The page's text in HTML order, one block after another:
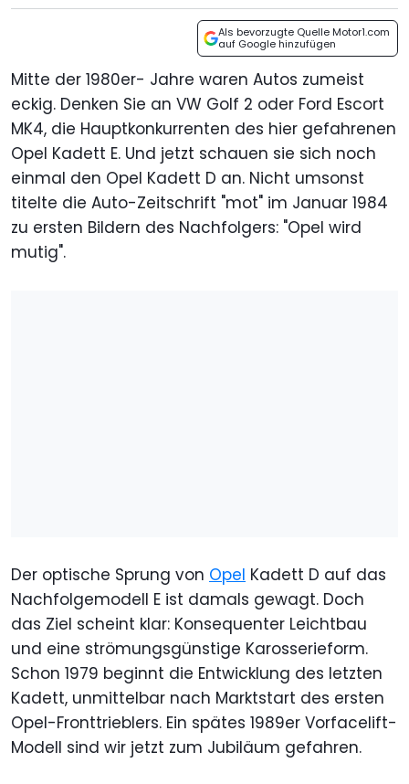
Als bevorzugte Quelle Motor1.com
auf Google hinzufügen
Mitte der 1980er- Jahre waren Autos zumeist
eckig. Denken Sie an VW Golf 2 oder Ford Escort
MK4, die Hauptkonkurrenten des hier gefahrenen
Opel Kadett E. Und jetzt schauen sie sich noch
einmal den Opel Kadett D an. Nicht umsonst
titelte die Auto-Zeitschrift "mot" im Januar 1984
zu ersten Bildern des Nachfolgers: "Opel wird
mutig".
Der optische Sprung von Opel Kadett D auf das
Nachfolgemodell E ist damals gewagt. Doch
das Ziel scheint klar: Konsequenter Leichtbau
und eine strömungsgünstige Karosserieform.
Schon 1979 beginnt die Entwicklung des letzten
Kadett, unmittelbar nach Marktstart des ersten
Opel-Fronttrieblers. Ein spätes 1989er Vorfacelift-
Modell sind wir jetzt zum Jubiläum gefahren.